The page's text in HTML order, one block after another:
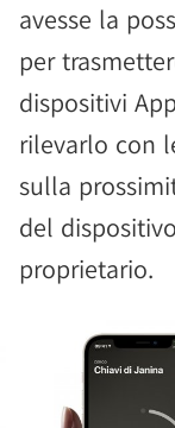
avesse la
per
dispositivi
rilevarlo con
sulla
del
proprietario.